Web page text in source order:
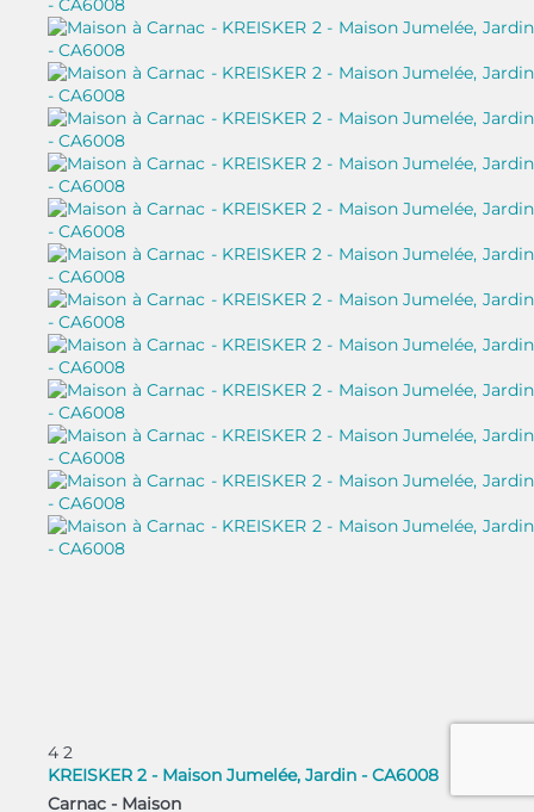
4 2
KREISKER 2 - Maison Jumelée, Jardin - CA6008
Carnac - Maison